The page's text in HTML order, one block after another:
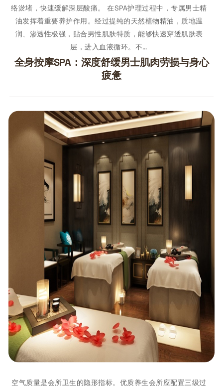
络淤堵，快速缓解深层酸痛。 在SPA护理过程中，专属男士精
油发挥着重要养护作用。经过提纯的天然植物精油，质地温
润、渗透性极强，贴合男性肌肤特质，能够快速穿透肌肤表
层，进入血液循环。不…
全身按摩SPA：深度舒缓男士肌肉劳损与身心
疲惫
空气质量是会所卫生的隐形指标。优质养生会所应配置三级过